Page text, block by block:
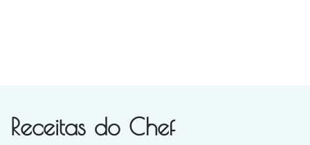
Receitas do Chef